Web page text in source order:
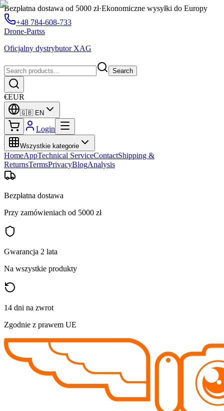
Bezpłatna dostawa od 5000 zł·Ekonomiczne wysyłki do Europy
+48 784-608-733
Drone-Partss
Oficjalny dystrybutor XAG
Search
€EUR
🇬🇧 EN
Login
Wszystkie kategorie
HomeAppTechnical ServiceContactShipping &
ReturnsTermsPrivacyBlogAnalysis
Bezpłatna dostawa
Przy zamówieniach od 5000 zł
Gwarancja 2 lata
Na wszystkie produkty
14 dni na zwrot
Zgodnie z prawem UE